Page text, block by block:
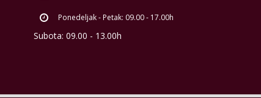
Ponedeljak - Petak: 09.00 - 17.00h
Subota: 09.00 - 13.00h